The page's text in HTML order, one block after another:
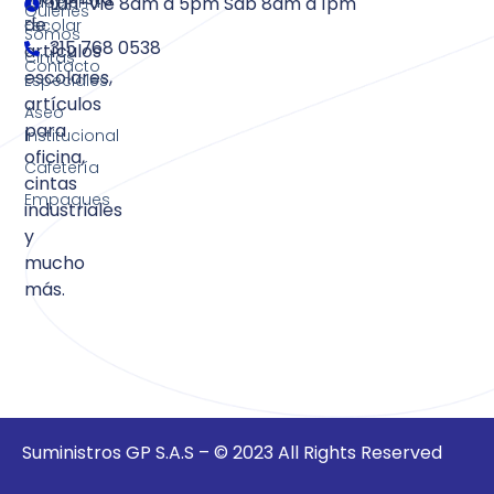
de
artículos
escolares,
artículos
para
oficina,
cintas
industriales
y
mucho
más.
Escolar
Cintas
Especiales
Aseo
Institucional
Cafetería
Empaques
Quienes
Somos
Contacto
315 768 0538
Suministros GP S.A.S – © 2023 All Rights Reserved